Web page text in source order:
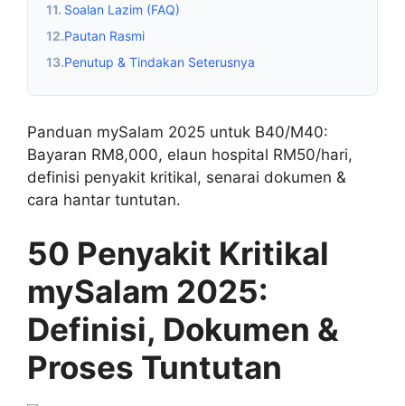
11. Soalan Lazim (FAQ)
12.Pautan Rasmi
13.Penutup & Tindakan Seterusnya
Panduan mySalam 2025 untuk B40/M40:
Bayaran RM8,000, elaun hospital RM50/hari,
definisi penyakit kritikal, senarai dokumen &
cara hantar tuntutan.
50 Penyakit Kritikal
mySalam 2025:
Definisi, Dokumen &
Proses Tuntutan